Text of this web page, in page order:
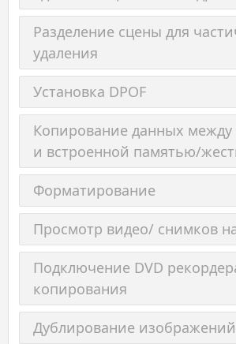
Разделение сцены для
удаления
Установка DPOF
Копирование данных между
и встроенной памятью/
Форматирование
Просмотр видео/ снимков
Подключение DVD
копирования
Дублирование изображений